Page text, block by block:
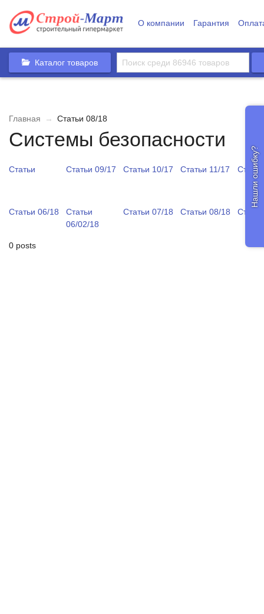
О компании Гарантия
Каталог товаров
Главная → Статьи 08/18
Системы безопасности
Статьи Статьи 09/17 Статьи 10/17 Статьи 11/17
Статьи 06/18
Статьи
06/02/18
Статьи 07/18 Статьи 08/18
0 posts
Нашли ошибку?